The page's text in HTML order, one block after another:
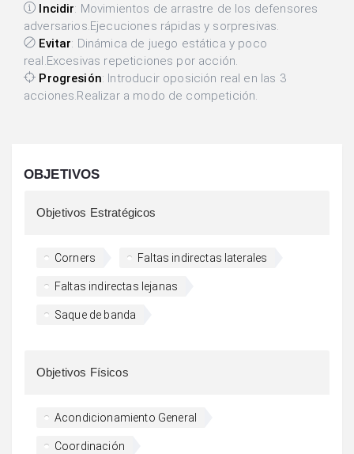
Incidir: Movimientos de arrastre de los defensores
adversarios.Ejecuciones rápidas y sorpresivas.
Evitar: Dinámica de juego estática y poco
real.Excesivas repeticiones por acción.
Progresión: Introducir oposición real en las 3
acciones.Realizar a modo de competición.
OBJETIVOS
Objetivos Estratégicos
Corners Faltas indirectas laterales
Faltas indirectas lejanas
Saque de banda
Objetivos Físicos
Acondicionamiento General
Coordinación